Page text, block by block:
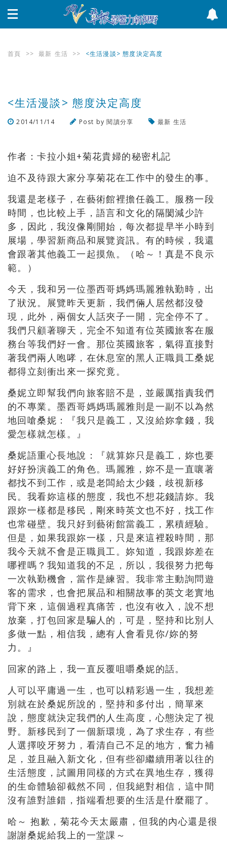
首頁 >> 最新 生活 >> <生活漫談> 態度決定高度
<生活漫談> 態度決定高度
2014/11/14 Post by閱讀分享 最新 生活
作者：卡拉小姐+菊花貴婦的秘密札記
迫不及待跟大家分享菊花在工作中的發生的事。
我還是老樣子，在藝術館裡擔任義工。服務一段
時間，也比較上手，語言和文化的隔閡減少許
多，因此，我沒像剛開始，每次都提早半小時到
展場，學習新商品和展覽資訊。有的時候，我還
會跟著其他義工一起摸魚。（哈～！真是不良示
範。）
今天，我和另一位墨西哥媽媽瑪麗雅執勤時，出
了狀況。展覽昨天更新，我們倆人居然都沒發
現，此外，兩個女人話夾子一開，完全停不了。
我們只顧著聊天，完全不知道有位英國旅客在服
務台等我們好一會。那位英國旅客，氣得直接對
著我們兩人咆哮，在休息室的黑人正職員工桑妮
都得立刻衝出來一探究竟。
桑妮立即幫我們向旅客賠不是，並嚴厲指責我們
的不專業。墨西哥媽媽瑪麗雅則是一副不以為然
地回嗆桑妮：『我只是義工，又沒給妳拿錢，我
愛怎樣就怎樣。』
桑妮語重心長地說：『就算妳只是義工，妳也要
好好扮演義工的角色。瑪麗雅，妳不是一直嚷著
都找不到工作，或是老闆給太少錢，歧視新移
民。我看妳這樣的態度，我也不想花錢請妳。我
跟妳一樣都是移民，剛來時英文也不好，找工作
也常碰壁。我只好到藝術館當義工，累積經驗。
但是，如果我跟妳一樣，只是來這裡殺時間，那
我今天就不會是正職員工。妳知道，我跟妳差在
哪裡嗎？我知道我的不足，所以，我很努力把每
一次執勤機會，當作是練習。我非常主動詢問遊
客的需求，也會把展品和相關故事的英文老實地
背下來，這個過程真痛苦，也沒有收入，說不想
放棄，打包回家是騙人的，可是，堅持和比別人
多做一點，相信我，總有人會看見你/妳的努
力。』
回家的路上，我一直反覆咀嚼桑妮的話。
人可以平庸過一生，也可以精彩過一生，我想差
別就在於桑妮所說的，堅持和多付出，簡單來
說，態度就決定我們的人生高度，心態決定了視
野。新移民到了一個新環境，為了求生存，有些
人選擇咬牙努力，看清自己不足的地方，奮力補
足，並且融入新文化，但有些卻繼續用著以往的
生活態度，試圖用同樣的方式在異地生存，獲得
的生命體驗卻截然不同，但我絕對相信，這中間
沒有誰對誰錯，指端看想要的生活是什麼罷了。
哈～ 抱歉，菊花今天太嚴肅，但我的內心還是很
謝謝桑妮給我上的一堂課～